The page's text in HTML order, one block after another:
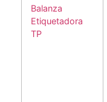
Balanza
Etiquetadora
TP